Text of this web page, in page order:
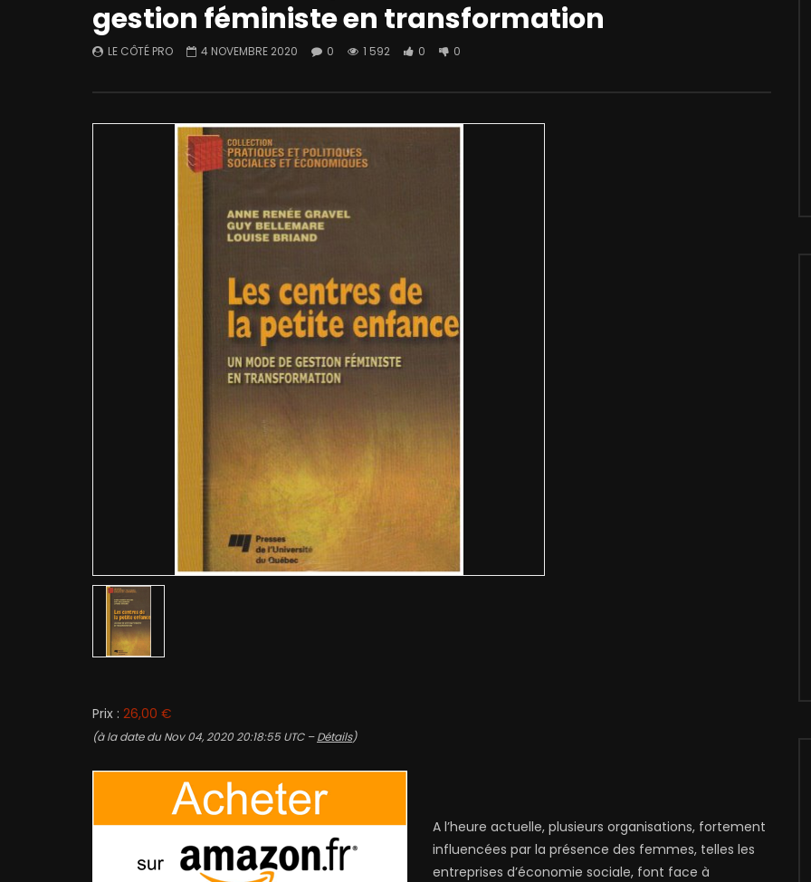
gestion féministe en transformation
LE CÔTÉ PRO 4 NOVEMBRE 2020 0 1 592 0 0
Prix : 26,00 €
(à la date du Nov 04, 2020 20:18:55 UTC –Détails)
A l’heure actuelle, plusieurs organisations, fortement
influencées par la présence des femmes, telles les
entreprises d’économie sociale, font face à